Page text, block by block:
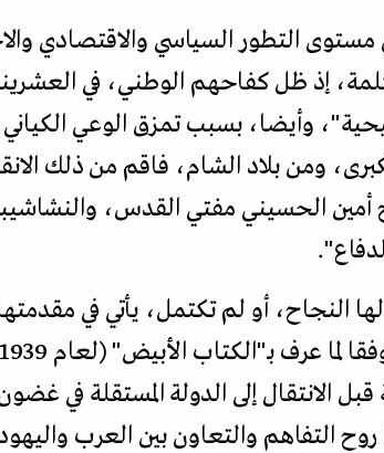
التطور السياسي والاقتصادي
إذ ظل كفاحهم الوطني، في
وأيضا، بسبب تمزق الوعي
ومن بلاد الشام، فاقم من ذلك
أمين الحسيني مفتي القدس،
النجاح، أو لم تكتمل، يأتي في
الانتقال إلى الدولة المستقلة في
روح التفاهم والتعاون بين العرب